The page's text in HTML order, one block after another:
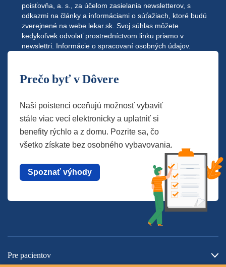
poisťovňa, a. s., za účelom zasielania newsletterov, s
odkazmi na články a informáciami o súťažiach, ktoré budú
zverejnené na webe lekar.sk . Svoj súhlas môžete
kedykoľvek odvolať prostredníctvom linku priamo v
newslettri. Informácie o spracovaní osobných údajov.
Prečo byť v Dôvere
Naši poistenci oceňujú možnosť vybaviť
stále viac vecí elektronicky a uplatniť si
benefity rýchlo a z domu. Pozrite sa, čo
všetko získate bez osobného vybavovania.
Spoznať výhody
Pre pacientov